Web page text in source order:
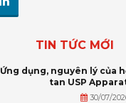
TIN TỨC MỚI
Ứng dụng, nguyên lý của
tan USP
30/07/